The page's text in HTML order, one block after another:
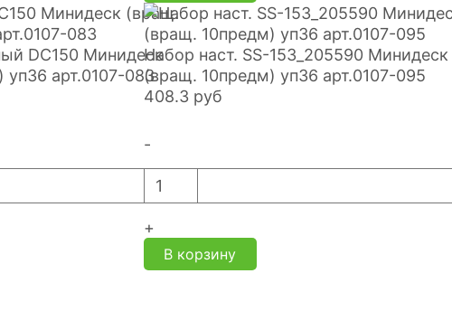
DC150 Минидеск
арт.0107-083
Набор наст. SS-153_205590 Минидеск
(вращ. 10предм) уп36 арт.0107-095
408.3 руб
-
+
В корзину